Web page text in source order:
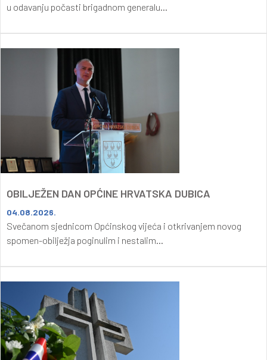
u odavanju počasti brigadnom generalu...
OBILJEŽEN DAN OPĆINE HRVATSKA DUBICA
04.08.2026.
Svečanom sjednicom Općinskog vijeća i otkrivanjem novog
spomen-obilježja poginulim i nestalim...